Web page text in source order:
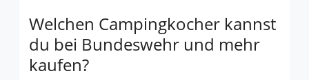
Welchen Campingkocher kannst
du bei Bundeswehr und mehr
kaufen?